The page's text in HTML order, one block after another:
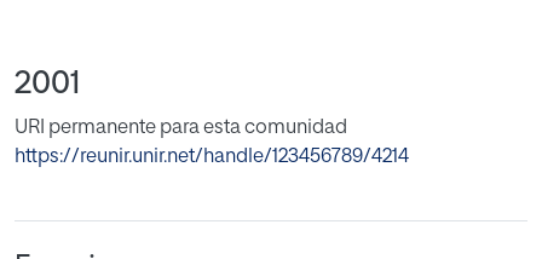
2001
URI permanente para esta comunidad
https://reunir.unir.net/handle/123456789/4214